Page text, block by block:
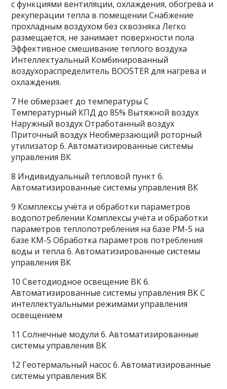
с функциями вентиляции, охлаждения, обогрева и
рекуперации тепла в помещении Снабжение
прохладным воздухом без сквозняка Легко
размещается, не занимает поверхности пола
Эффективное смешивание теплого воздуха
Интеллектуальный Комбинированный
воздухораспределитель BOOSTER для нагрева и
охлаждения.
7 Не обмерзает до температуры С
Температурный КПД до 85% Вытяжной воздух
Наружный воздух Отработанный воздух
Приточный воздух Необмерзающий роторный
утилизатор 6. Автоматизированные системы
управления ВК
8 Индивидуальный тепловой пункт 6.
Автоматизированные системы управления ВК
9 Комплексы учёта и обработки параметров
водопотреблении Комплексы учёта и обработки
параметров теплопотребления на базе РМ-5 на
базе КМ-5 Обработка параметров потребления
воды и тепла 6. Автоматизированные системы
управления ВК
10 Светодиодное освещение ВК 6.
Автоматизированные системы управления ВК С
интеллектуальными режимами управления
освещением
11 Солнечные модули 6. Автоматизированные
системы управления ВК
12 Геотермальный насос 6. Автоматизированные
системы управления ВК